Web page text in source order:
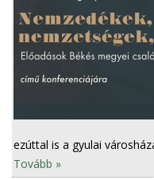
ezúttal is a gyulai
Tovább »